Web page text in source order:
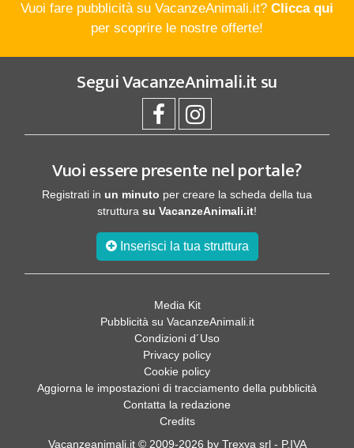
Vuoi fare pubblicità su VacanzeAnimali.it? Clicca qui
per scoprire le nostre offerte!
SeguiVacanzeAnimali.itsu
Vuoi essere presente nel portale?
Registrati in un minuto per creare la scheda della tua
struttura su VacanzeAnimali.it!
Inserisci la tua struttura
Media Kit
Pubblicità su VacanzeAnimali.it
Condizioni d´Uso
Privacy policy
Cookie policy
Aggiorna le impostazioni di tracciamento della pubblicità
Contatta la redazione
Credits
Vacanzeanimali.it © 2009-2026 by Trexya srl - P.IVA